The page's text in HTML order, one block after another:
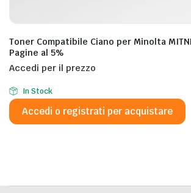
Toner Compatibile Ciano per Minolta
Pagine al 5%
Accedi per il prezzo
In Stock
Accedi o registrati per acquistare